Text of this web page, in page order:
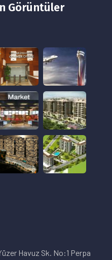
Görüntüler
Havuz Sk. No:1 Perpa